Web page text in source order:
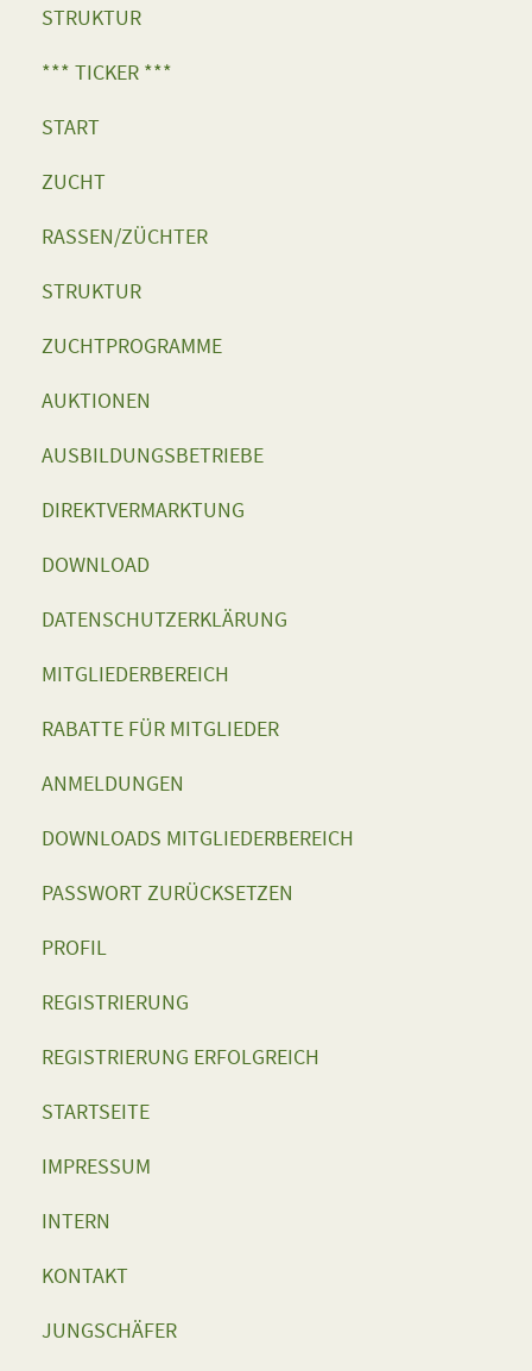
STRUKTUR
*** TICKER ***
START
ZUCHT
RASSEN/ZÜCHTER
STRUKTUR
ZUCHTPROGRAMME
AUKTIONEN
AUSBILDUNGSBETRIEBE
DIREKTVERMARKTUNG
DOWNLOAD
DATENSCHUTZERKLÄRUNG
MITGLIEDERBEREICH
RABATTE FÜR MITGLIEDER
ANMELDUNGEN
DOWNLOADS MITGLIEDERBEREICH
PASSWORT ZURÜCKSETZEN
PROFIL
REGISTRIERUNG
REGISTRIERUNG ERFOLGREICH
STARTSEITE
IMPRESSUM
INTERN
KONTAKT
JUNGSCHÄFER